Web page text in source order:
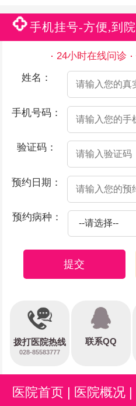
手机挂号-方便,到院
24小时在线问诊
姓名：
手机号码：
验证码：
预约日期：
预约病种：
提交
拨打医院热线
028-85583777
联系QQ
医院首页 | 医院概况 |